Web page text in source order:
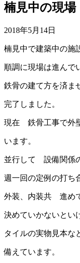
楠見中の現
2018年5月14日
楠見中で建築中の施
順調に現場は進んで
鉄骨の建て方を済
完了しました。
現在 鉄骨工事で外
います。
並行して 設備関係
週一回の定例の打
外装、内装共 進め
決めていかないと
タイルの実物見本な
備えています。